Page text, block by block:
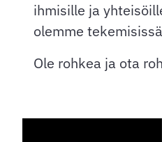
ihmisille ja
olemme
Ole rohkea ja ota